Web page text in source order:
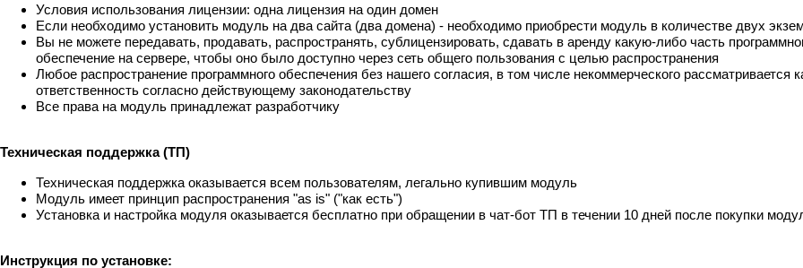
Условия использования лицензии: одна лицензия на один домен
Если необходимо установить модуль на два сайта (два домена) - необходимо приобрести модуль в количестве двух
Вы не можете передавать, продавать, распространять, сублицензировать, сдавать в аренду какую-либо часть
обеспечение на сервере, чтобы оно было доступно через сеть общего пользования с целью распространения
Любое распространение программного обеспечения без нашего согласия, в том числе некоммерческого рассматривается
ответственность согласно действующему законодательству
Все права на модуль принадлежат разработчику
Техническая поддержка (ТП)
Техническая поддержка оказывается всем пользователям, легально купившим модуль
Модуль имеет принцип распространения "as is" ("как есть")
Установка и настройка модуля оказывается бесплатно при обращении в чат-бот ТП в течении 10 дней после покупки
Инструкция по установке: